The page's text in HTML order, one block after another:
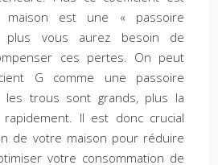
maison est une « passoire
plus vous aurez besoin de
ces pertes. On peut
G comme une passoire
les trous sont grands, plus la
rapidement. Il est donc crucial
de votre maison pour réduire
votre consommation de